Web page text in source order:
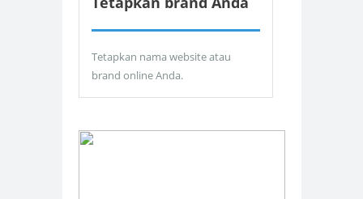
Tetapkan nama website atau
brand online Anda.